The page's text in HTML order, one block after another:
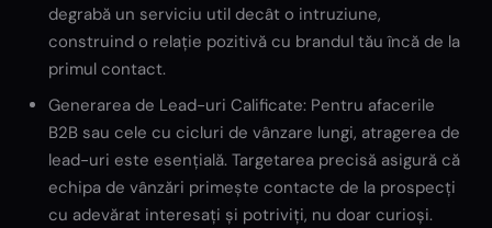
degrabă un serviciu util decât o intruziune,
construind o relație pozitivă cu brandul tău încă de la
primul contact.
Generarea de Lead-uri Calificate: Pentru afacerile
B2B sau cele cu cicluri de vânzare lungi, atragerea de
lead-uri este esențială. Targetarea precisă asigură că
echipa de vânzări primește contacte de la prospecți
cu adevărat interesați și potriviți, nu doar curioși.